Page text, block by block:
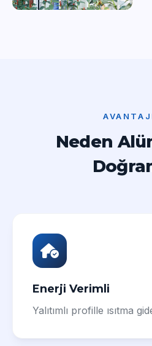
Neden
Enerji Verimli
Yalıtımlı profille ısıtma